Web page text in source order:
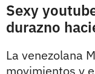
Sexy
durazno
La venezolana
movimientos y